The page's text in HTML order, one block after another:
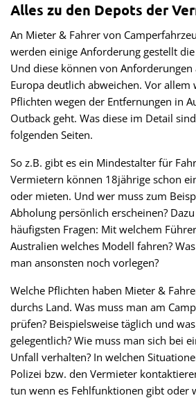
Alles zu den Depots der
An Mieter & Fahrer von
werden einige Anforderung gestellt
Und diese können von
Europa deutlich abweichen. Vor allem
Pflichten wegen der Entfernungen in
Outback geht. Was diese im Detail
folgenden Seiten.
So z.B. gibt es ein Mindestalter für
Vermietern können 18jährige schon
oder mieten. Und wer muss zum
Abholung persönlich erscheinen?
häufigsten Fragen: Mit welchem
Australien welches Modell fahren?
man ansonsten noch vorlegen?
Welche Pflichten haben Mieter &
durchs Land. Was muss man am
prüfen? Beispielsweise täglich und
gelegentlich? Wie muss man sich bei
Unfall verhalten? In welchen
Polizei bzw. den Vermieter
tun wenn es Fehlfunktionen gibt oder